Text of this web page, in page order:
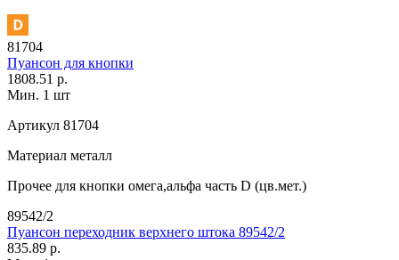
81704
Пуансон для кнопки
1808.51 р.
Мин. 1 шт
Артикул 81704
Материал металл
Прочее для кнопки омега,альфа часть D (цв.мет.)
89542/2
Пуансон переходник верхнего штока 89542/2
835.89 р.